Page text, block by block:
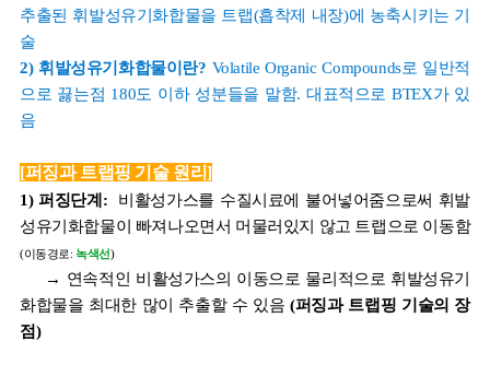
추출된 휘발성유기화합물을 트랩(흡착제 내장)에 농축시키는 기
술
2) 휘발성유기화합물이란? Volatile Organic Compounds로 일반적
으로 끓는점 180도 이하 성분들을 말함. 대표적으로 BTEX가 있
음
[퍼징과 트랩핑 기술 원리]
1) 퍼징단계: 비활성가스를 수질시료에 불어넣어줌으로써 휘발
성유기화합물이 빠져나오면서 머물러있지 않고 트랩으로 이동함
(이동경로: 녹색선)
→ 연속적인 비활성가스의 이동으로 물리적으로 휘발성유기
화합물을 최대한 많이 추출할 수 있음(퍼징과 트랩핑 기술의 장
점)